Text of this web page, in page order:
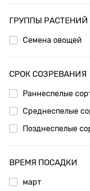
ГРУППЫ РАСТЕНИЙ
Семена овощей
СРОК СОЗРЕВАНИЯ
Раннеспелые
Среднеспелые
Позднеспелые
ВРЕМЯ ПОСАДКИ
март